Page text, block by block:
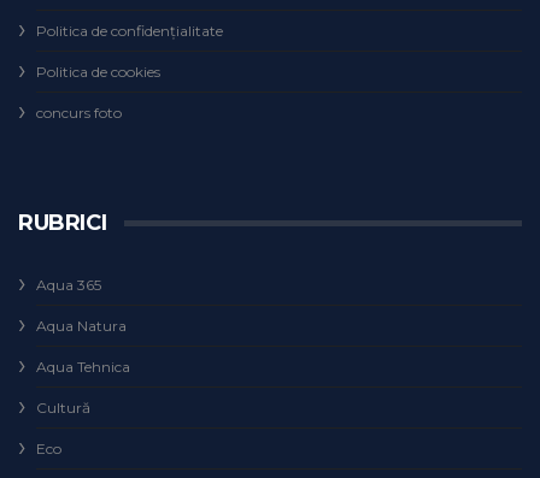
Politica de confidențialitate
Politica de cookies
concurs foto
RUBRICI
Aqua 365
Aqua Natura
Aqua Tehnica
Cultură
Eco